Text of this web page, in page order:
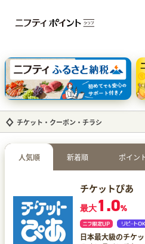
三井住友カード ゴールド（NL）（家族
【実質初月無料】DMM | Disney+(ディ
SBI証券 確定拠出年金（iDeCo）
チケット・クーポン・チラシ
人気順 新着順 ポイン
チケットぴあ
最大1.0%
日本最大級のチケ